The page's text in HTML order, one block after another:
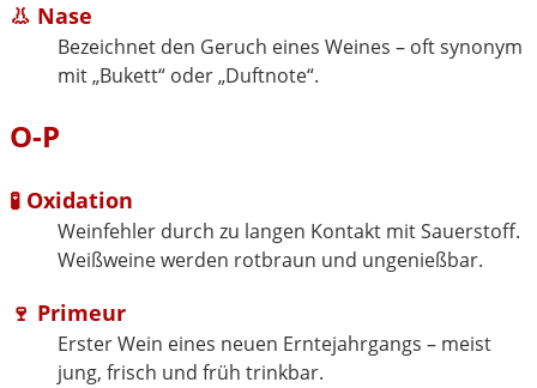
👃 Nase
Bezeichnet den Geruch eines Weines – oft synonym
mit „Bukett“ oder „Duftnote“.
O-P
🧪 Oxidation
Weinfehler durch zu langen Kontakt mit Sauerstoff.
Weißweine werden rotbraun und ungenießbar.
🍷 Primeur
Erster Wein eines neuen Erntejahrgangs – meist
jung, frisch und früh trinkbar.